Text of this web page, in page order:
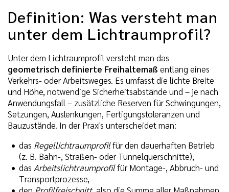
Definition: Was versteht man
unter dem Lichtraumprofil?
Unter dem Lichtraumprofil versteht man das
geometrisch definierte Freihaltemaß entlang eines
Verkehrs- oder Arbeitsweges. Es umfasst die lichte Breite
und Höhe, notwendige Sicherheitsabstände und – je nach
Anwendungsfall – zusätzliche Reserven für Schwingungen,
Setzungen, Auslenkungen, Fertigungstoleranzen und
Bauzustände. In der Praxis unterscheidet man:
das Regellichtraumprofilfür den dauerhaften Betrieb
(z. B. Bahn-, Straßen- oder Tunnelquerschnitte),
das Arbeitslichtraumprofilfür Montage-, Abbruch- und
Transportprozesse,